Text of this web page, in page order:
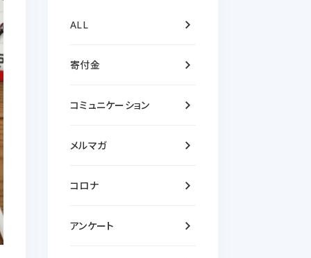
ALL keyboard_arrow_right
寄付金 keyboard_arrow_right
コミュニケーション keyboard_arrow_right
メルマガ keyboard_arrow_right
コロナ keyboard_arrow_right
アンケート keyboard_arrow_right